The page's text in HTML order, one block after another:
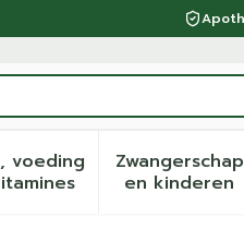
Schoonheid,
voeding
Toon submenu voor
Zwangerschap
en kinderen
Toon